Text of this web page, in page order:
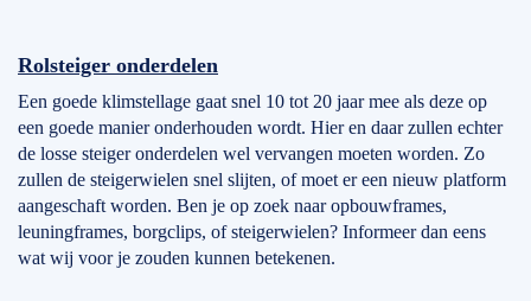
Rolsteiger onderdelen
Een goede klimstellage gaat snel 10 tot 20 jaar mee als deze op
een goede manier onderhouden wordt. Hier en daar zullen echter
de losse steiger onderdelen wel vervangen moeten worden. Zo
zullen de steigerwielen snel slijten, of moet er een nieuw platform
aangeschaft worden. Ben je op zoek naar opbouwframes,
leuningframes, borgclips, of steigerwielen? Informeer dan eens
wat wij voor je zouden kunnen betekenen.